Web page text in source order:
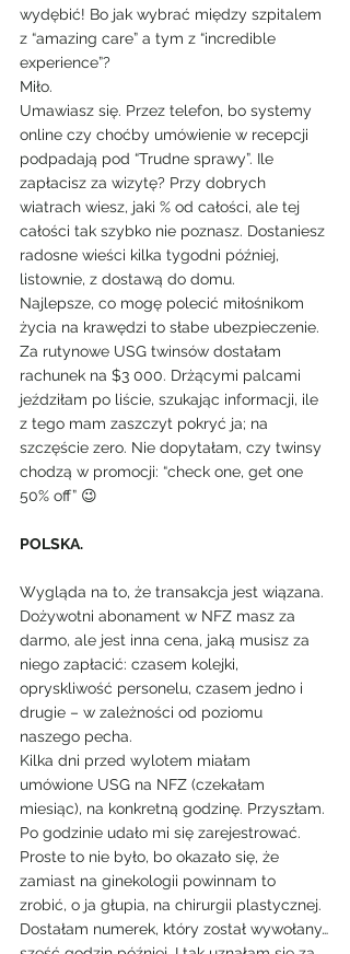
wydębić! Bo jak wybrać między szpitalem
z “amazing care” a tym z “incredible
experience”?
Miło.
Umawiasz się. Przez telefon, bo systemy
online czy choćby umówienie w recepcji
podpadają pod “Trudne sprawy”. Ile
zapłacisz za wizytę? Przy dobrych
wiatrach wiesz, jaki % od całości, ale tej
całości tak szybko nie poznasz. Dostaniesz
radosne wieści kilka tygodni później,
listownie, z dostawą do domu.
Najlepsze, co mogę polecić miłośnikom
życia na krawędzi to słabe ubezpieczenie.
Za rutynowe USG twinsów dostałam
rachunek na $3 000. Drżącymi palcami
jeździłam po liście, szukając informacji, ile
z tego mam zaszczyt pokryć ja; na
szczęście zero. Nie dopytałam, czy twinsy
chodzą w promocji: “check one, get one
50% off” 😉
POLSKA.
Wygląda na to, że transakcja jest wiązana.
Dożywotni abonament w NFZ masz za
darmo, ale jest inna cena, jaką musisz za
niego zapłacić: czasem kolejki,
opryskliwość personelu, czasem jedno i
drugie – w zależności od poziomu
naszego pecha.
Kilka dni przed wylotem miałam
umówione USG na NFZ (czekałam
miesiąc), na konkretną godzinę. Przyszłam.
Po godzinie udało mi się zarejestrować.
Proste to nie było, bo okazało się, że
zamiast na ginekologii powinnam to
zrobić, o ja głupia, na chirurgii plastycznej.
Dostałam numerek, który został wywołany…